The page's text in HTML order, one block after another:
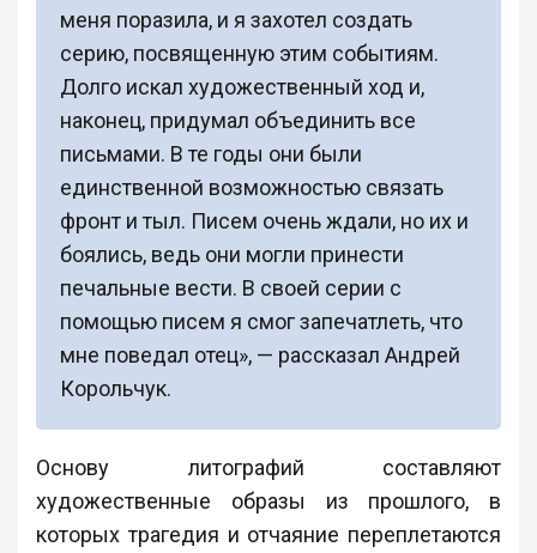
меня поразила, и я захотел создать
серию, посвященную этим событиям.
Долго искал художественный ход и,
наконец, придумал объединить все
письмами. В те годы они были
единственной возможностью связать
фронт и тыл. Писем очень ждали, но их и
боялись, ведь они могли принести
печальные вести. В своей серии с
помощью писем я смог запечатлеть, что
мне поведал отец», — рассказал Андрей
Корольчук.
Основу литографий составляют
художественные образы из прошлого, в
которых трагедия и отчаяние переплетаются